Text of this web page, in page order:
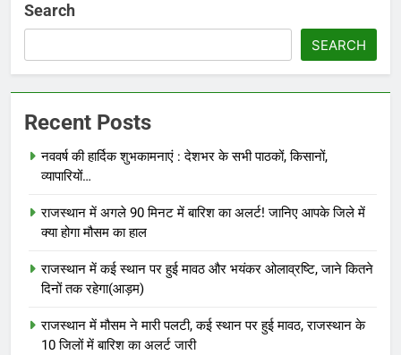
Search
SEARCH
Recent Posts
नववर्ष की हार्दिक शुभकामनाएं : देशभर के सभी पाठकों, किसानों,
व्यापारियों…
राजस्थान में अगले 90 मिनट में बारिश का अलर्ट! जानिए आपके जिले में
क्या होगा मौसम का हाल
राजस्थान में कई स्थान पर हुई मावठ और भयंकर ओलाव्रष्टि, जाने कितने
दिनों तक रहेगा(आड़म)
राजस्थान में मौसम ने मारी पलटी, कई स्थान पर हुई मावठ, राजस्थान के
10 जिलों में बारिश का अलर्ट जारी